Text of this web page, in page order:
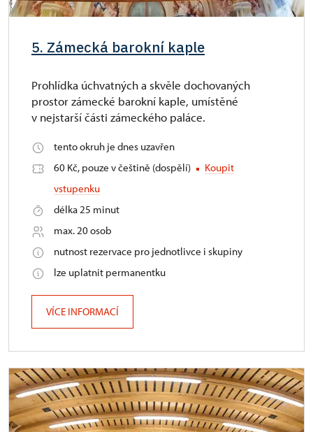
5. Zámecká barokní kaple
Prohlídka úchvatných a skvěle dochovaných
prostor zámecké barokní kaple, umístěné
v nejstarší části zámeckého paláce.
tento okruh je dnes uzavřen
60 Kč, pouze v češtině (dospělí)
Koupit
vstupenku
délka 25 minut
max. 20 osob
nutnost rezervace pro jednotlivce i skupiny
lze uplatnit permanentku
VÍCE INFORMACÍ